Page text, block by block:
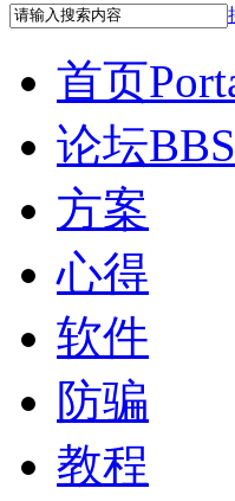
首页
论坛BBS
方案
心得
软件
防骗
教程